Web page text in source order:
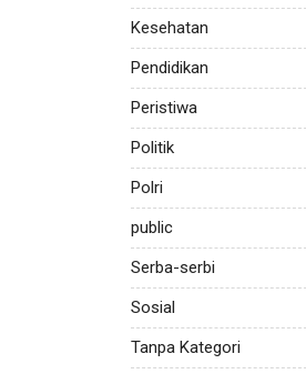
Kesehatan
Pendidikan
Peristiwa
Politik
Polri
public
Serba-serbi
Sosial
Tanpa Kategori